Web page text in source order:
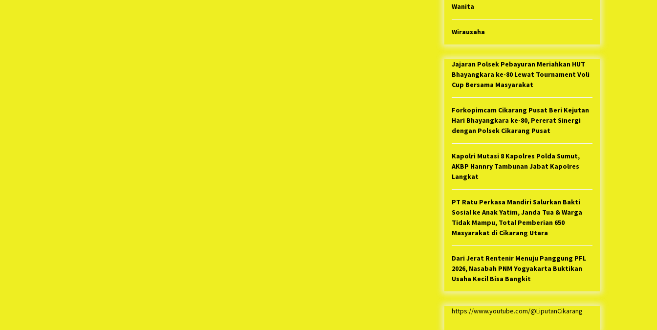
Wanita
Wirausaha
Jajaran Polsek Pebayuran Meriahkan HUT
Bhayangkara ke-80 Lewat Tournament Voli
Cup Bersama Masyarakat
Forkopimcam Cikarang Pusat Beri Kejutan
Hari Bhayangkara ke-80, Pererat Sinergi
dengan Polsek Cikarang Pusat
Kapolri Mutasi 8 Kapolres Polda Sumut,
AKBP Hannry Tambunan Jabat Kapolres
Langkat
PT Ratu Perkasa Mandiri Salurkan Bakti
Sosial ke Anak Yatim, Janda Tua & Warga
Tidak Mampu, Total Pemberian 650
Masyarakat di Cikarang Utara
Dari Jerat Rentenir Menuju Panggung PFL
2026, Nasabah PNM Yogyakarta Buktikan
Usaha Kecil Bisa Bangkit
https://www.youtube.com/@LiputanCikarang